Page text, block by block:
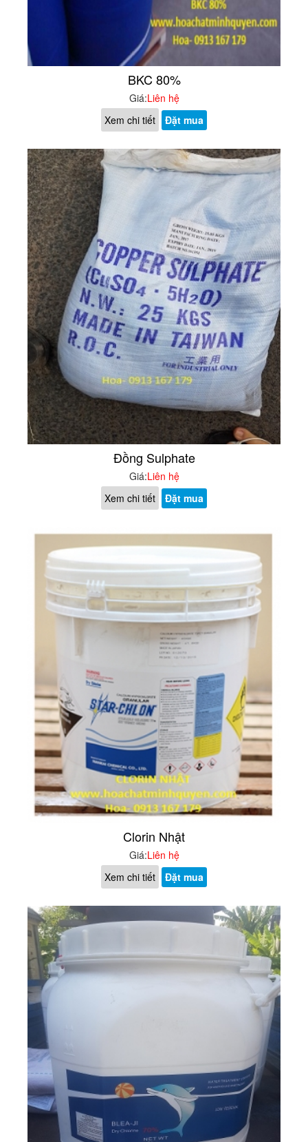
BKC 80%
Giá:Liên hệ
Xem chi tiết
Đặt mua
Đồng Sulphate
Giá:Liên hệ
Xem chi tiết
Đặt mua
Clorin Nhật
Giá:Liên hệ
Xem chi tiết
Đặt mua